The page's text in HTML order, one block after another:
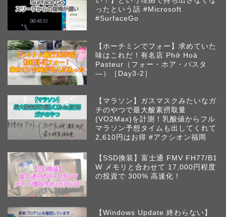
ったという話 #Microsoft
#SurfaceGo
【ホーチミンでフォー】求めていた
味はこれだ！有名店 Phở Hoà
Pasteur（フォー・ホア・パスタ
―）［Day3-2］
【マラソン】ガスマスクみたいなガ
チのやつで最大酸素摂取量
(VO2Max)を計測！乳酸値からフル
マラソン予想タイムも出してくれて
2,610円はお得 #アクシオン福岡
【SSD換装】富士通 FMV FH77/B1
W メモリと合わせて 17,000円程度
の投資で 300% 高速化！
【Windows Update 終わらない】